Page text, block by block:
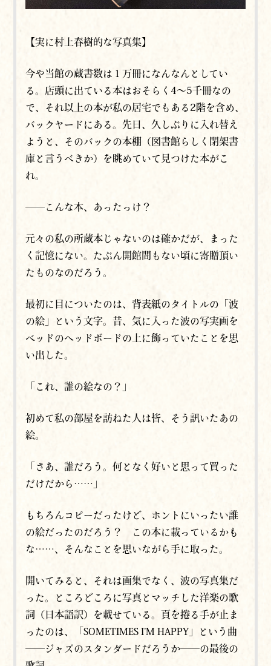
【実に村上春樹的な写真集】
今や当館の蔵書数は１万冊になんなんとしてい
る。店頭に出ている本はおそらく4～5千冊なの
で、それ以上の本が私の居宅でもある2階を含め、
バックヤードにある。先日、久しぶりに入れ替え
ようと、そのバックの本棚（図書館らしく閉架書
庫と言うべきか）を眺めていて見つけた本がこ
れ。
──こんな本、あったっけ？
元々の私の所蔵本じゃないのは確かだが、まった
く記憶にない。たぶん開館間もない頃に寄贈頂い
たものなのだろう。
最初に目についたのは、背表紙のタイトルの「波
の絵」という文字。昔、気に入った波の写実画を
ベッドのヘッドボードの上に飾っていたことを思
い出した。
「これ、誰の絵なの？」
初めて私の部屋を訪ねた人は皆、そう訊いたあの
絵。
「さあ、誰だろう。何となく好いと思って買った
だけだから……」
もちろんコピーだったけど、ホントにいったい誰
の絵だったのだろう？ この本に載っているかも
な……、そんなことを思いながら手に取った。
開いてみると、それは画集でなく、波の写真集だ
った。ところどころに写真とマッチした洋楽の歌
詞（日本語訳）を載せている。頁を捲る手が止ま
ったのは、「SOMETIMES I’M HAPPY」という曲
──ジャズのスタンダードだろうか──の最後の